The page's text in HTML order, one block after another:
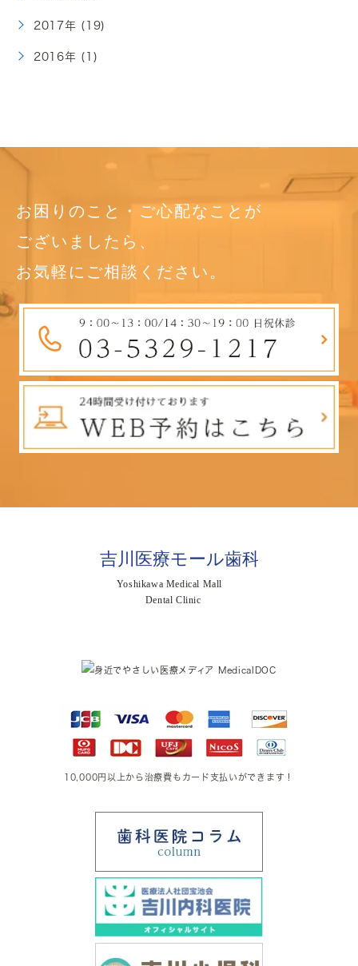
2017年 (19)
2016年 (1)
お困りのこと・ご心配なことが
ございましたら、
お気軽にご相談ください。
10,000円以上から治療費もカード支払いができます！